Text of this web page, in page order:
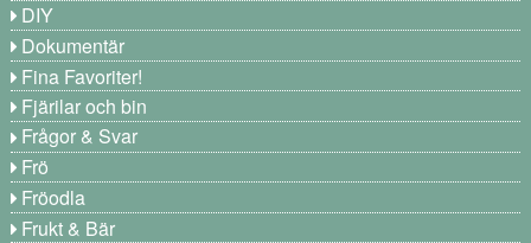
DIY
Dokumentär
Fina Favoriter!
Fjärilar och bin
Frågor & Svar
Frö
Fröodla
Frukt & Bär